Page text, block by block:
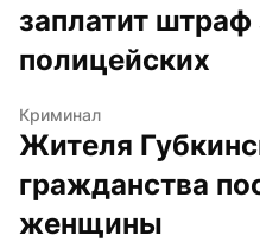
заплатит штраф
полицейских
Криминал
Жителя
гражданства
женщины